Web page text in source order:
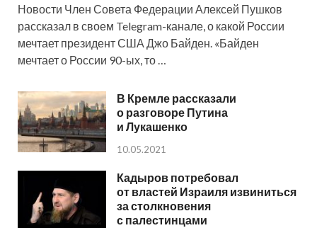
Новости Член Совета Федерации Алексей Пушков
рассказал в своем Telegram-канале, о какой России
мечтает президент США Джо Байден. «Байден
мечтает о России 90-ых, то …
В Кремле рассказали
о разговоре Путина
и Лукашенко
10.05.2021
Кадыров потребовал
от властей Израиля извиниться
за столкновения
с палестинцами